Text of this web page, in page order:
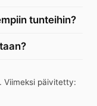
tunteihin?
. Viimeksi päivitetty: